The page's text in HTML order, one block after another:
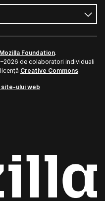
Mozilla Foundation.
de colaboratori individuali
Creative Commons.
ului web